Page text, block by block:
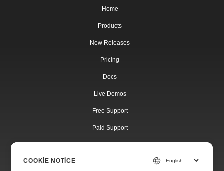
Home
Products
New Releases
Pricing
Docs
Live Demos
Free Support
Paid Support
COOKIE NOTICE